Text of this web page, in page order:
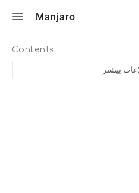
Manjaro
Contents
بیشتر